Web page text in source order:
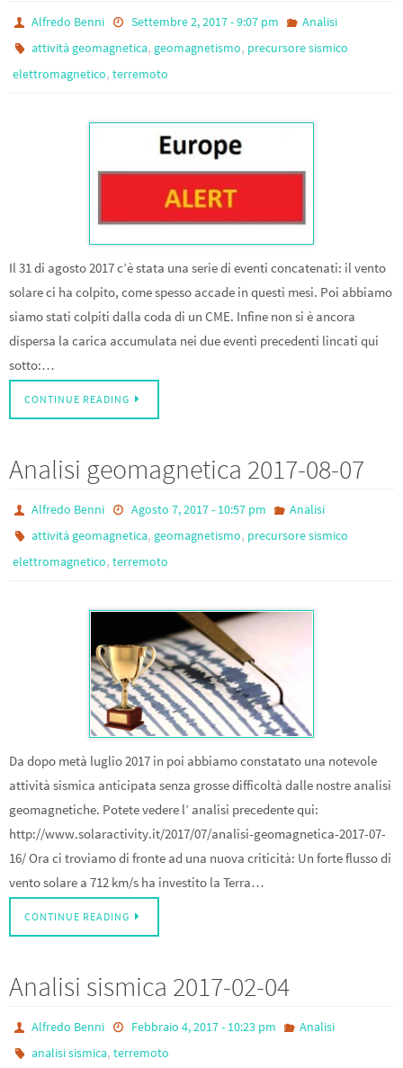
Alfredo Benni Settembre 2, 2017 - 9:07 pm
Analisi
attività geomagnetica, geomagnetismo, precursore sismico
elettromagnetico, terremoto
Il 31 di agosto 2017 c’è stata una serie di eventi concatenati: il vento
solare ci ha colpito, come spesso accade in questi mesi. Poi abbiamo
siamo stati colpiti dalla coda di un CME. Infine non si è ancora
dispersa la carica accumulata nei due eventi precedenti lincati qui
sotto:…
CONTINUE READING
Analisi geomagnetica 2017-08-07
Alfredo Benni Agosto 7, 2017 - 10:57 pm
Analisi
attività geomagnetica, geomagnetismo, precursore sismico
elettromagnetico, terremoto
Da dopo metà luglio 2017 in poi abbiamo constatato una notevole
attività sismica anticipata senza grosse difficoltà dalle nostre analisi
geomagnetiche. Potete vedere l’ analisi precedente qui:
http://www.solaractivity.it/2017/07/analisi-geomagnetica-2017-07-
16/ Ora ci troviamo di fronte ad una nuova criticità: Un forte flusso di
vento solare a 712 km/s ha investito la Terra…
CONTINUE READING
Analisi sismica 2017-02-04
Alfredo Benni Febbraio 4, 2017 - 10:23 pm
Analisi
analisi sismica,terremoto